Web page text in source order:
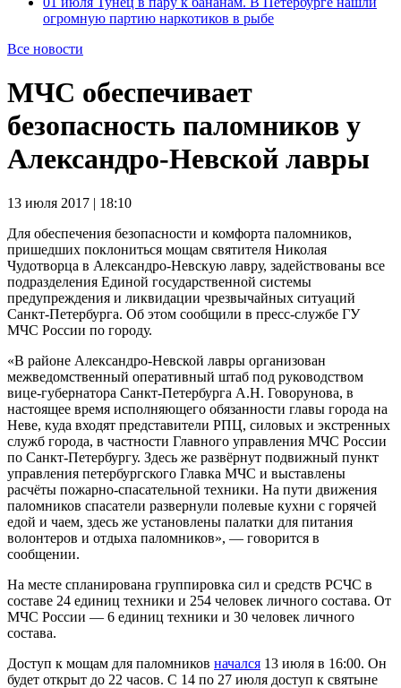
огромную партию наркотиков в рыбе
Все новости
МЧС обеспечивает
безопасность паломников у
Александро-Невской лавры
13 июля 2017 | 18:10
Для обеспечения безопасности и комфорта паломников,
пришедших поклониться мощам святителя Николая
Чудотворца в Александро-Невскую лавру, задействованы все
подразделения Единой государственной системы
предупреждения и ликвидации чрезвычайных ситуаций
Санкт-Петербурга. Об этом сообщили в пресс-службе ГУ
МЧС России по городу.
«В районе Александро-Невской лавры организован
межведомственный оперативный штаб под руководством
вице-губернатора Санкт-Петербурга А.Н. Говорунова, в
настоящее время исполняющего обязанности главы города на
Неве, куда входят представители РПЦ, силовых и экстренных
служб города, в частности Главного управления МЧС России
по Санкт-Петербургу. Здесь же развёрнут подвижный пункт
управления петербургского Главка МЧС и выставлены
расчёты пожарно-спасательной техники. На пути движения
паломников спасатели развернули полевые кухни с горячей
едой и чаем, здесь же установлены палатки для питания
волонтеров и отдыха паломников», — говорится в
сообщении.
На месте спланирована группировка сил и средств РСЧС в
составе 24 единиц техники и 254 человек личного состава. От
МЧС России — 6 единиц техники и 30 человек личного
состава.
Доступ к мощам для паломников начался 13 июля в 16:00. Он
будет открыт до 22 часов. С 14 по 27 июля доступ к святыне